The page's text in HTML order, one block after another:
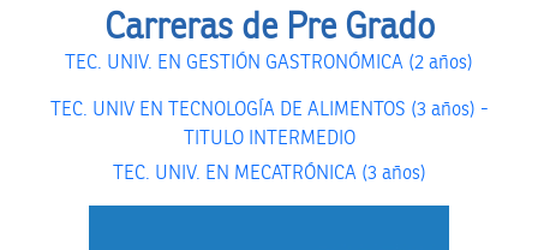
Carreras de Pre Grado
TEC. UNIV. EN GESTIÓN GASTRONÓMICA (2 años)
TEC. UNIV EN TECNOLOGÍA DE ALIMENTOS (3 años) -
TITULO INTERMEDIO
TEC. UNIV. EN MECATRÓNICA (3 años)